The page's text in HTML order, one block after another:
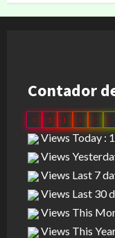
Contador
0 3 1 1 7 2
Views Today :
Views
Views Last 7
Views Last 30
Views This
Views This